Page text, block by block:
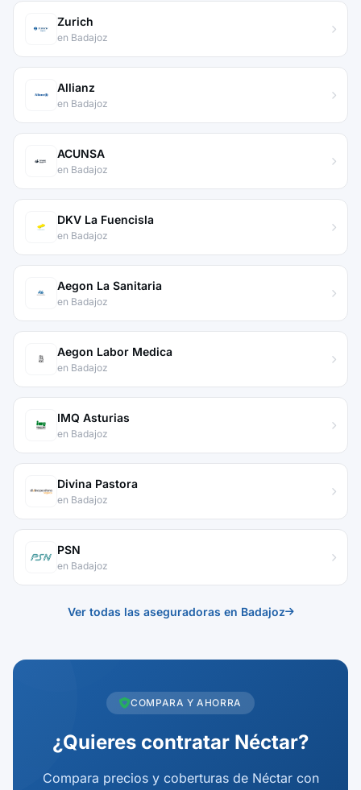
Zurich
en Badajoz
Allianz
en Badajoz
ACUNSA
en Badajoz
DKV La Fuencisla
en Badajoz
Aegon La Sanitaria
en Badajoz
Aegon Labor Medica
en Badajoz
IMQ Asturias
en Badajoz
Divina Pastora
en Badajoz
PSN
en Badajoz
Ver todas las aseguradoras en Badajoz
COMPARA Y AHORRA
¿Quieres contratar Néctar?
Compara precios y coberturas de Néctar con